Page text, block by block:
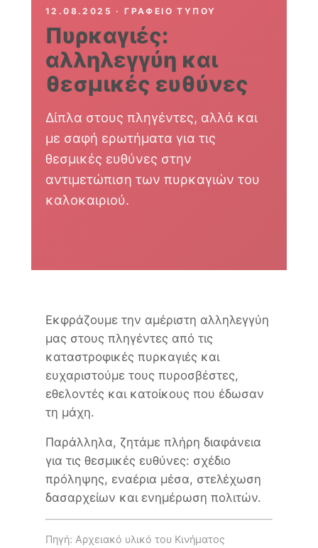
12.08.2025 · ΓΡΑΦΕΊΟ ΤΎΠΟΥ
Πυρκαγιές:
αλληλεγγύη και
θεσμικές ευθύνες
Δίπλα στους πληγέντες, αλλά και
με σαφή ερωτήματα για τις
θεσμικές ευθύνες στην
αντιμετώπιση των πυρκαγιών του
καλοκαιριού.
Εκφράζουμε την αμέριστη αλληλεγγύη
μας στους πληγέντες από τις
καταστροφικές πυρκαγιές και
ευχαριστούμε τους πυροσβέστες,
εθελοντές και κατοίκους που έδωσαν
τη μάχη.
Παράλληλα, ζητάμε πλήρη διαφάνεια
για τις θεσμικές ευθύνες: σχέδιο
πρόληψης, εναέρια μέσα, στελέχωση
δασαρχείων και ενημέρωση πολιτών.
Πηγή: Αρχειακό υλικό του Κινήματος